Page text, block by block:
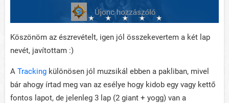
Köszönöm az észrevételt, igen jól összekevertem a két lap
nevét, javítottam :)
A Tracking különösen jól muzsikál ebben a pakliban, mivel
bár ahogy írtad meg van az esélye hogy kidob egy vagy kettő
fontos lapot, de jelenleg 3 lap (2 giant + yogg) van a